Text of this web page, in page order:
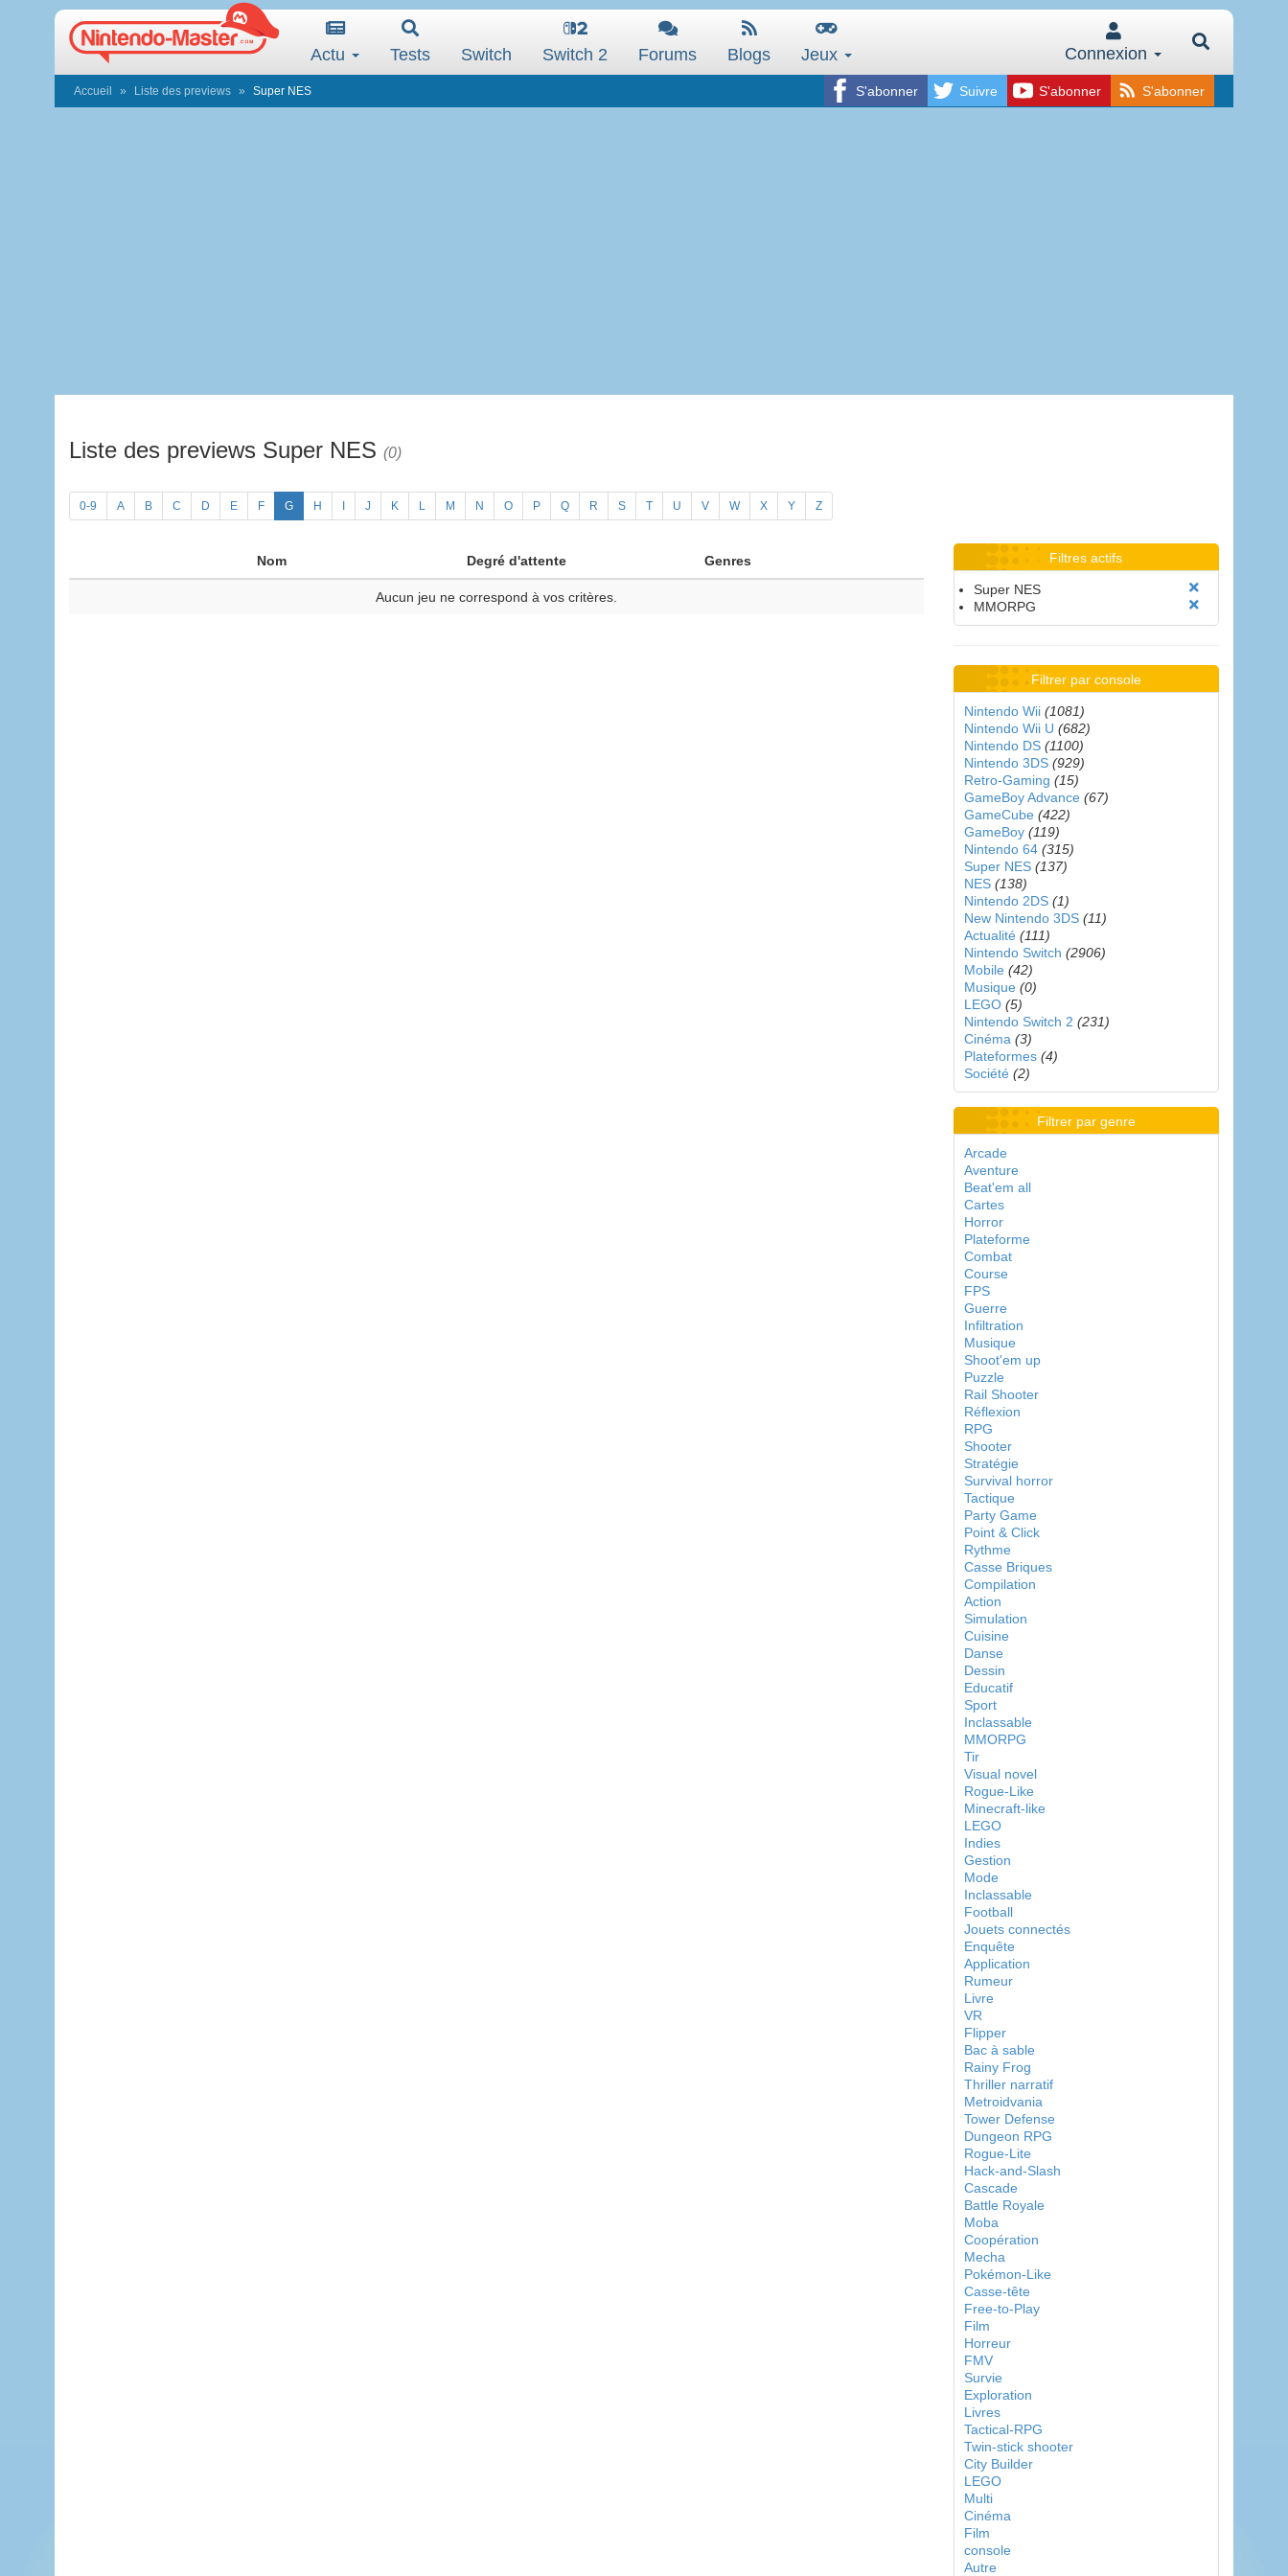
Actu Tests Switch Switch 2 Forums Blogs Jeux Connexion
S'abonner Suivre S'abonner S'abonner
Accueil Liste des previews Super NES
Liste des previews Super NES (0)
0-9 A B C D E F G H J K L M N O P Q R S T U V W X Y Z
Nom Degré d'attente Genres
Aucun jeu ne correspond à vos critères.
Filtres actifs
Super NES
MMORPG
Filtrer par console
Nintendo Wii (1081)
Nintendo Wii U (682)
Nintendo DS (1100)
Nintendo 3DS (929)
Retro-Gaming (15)
GameBoy Advance (67)
GameCube (422)
GameBoy (119)
Nintendo 64 (315)
Super NES (137)
NES (138)
Nintendo 2DS (1)
New Nintendo 3DS (11)
Actualité (111)
Nintendo Switch (2906)
Mobile (42)
Musique (0)
LEGO (5)
Nintendo Switch 2 (231)
Cinéma (3)
Plateformes (4)
Société (2)
Filtrer par genre
Arcade
Aventure
Beat'em all
Cartes
Horror
Plateforme
Combat
Course
FPS
Guerre
Infiltration
Musique
Shoot'em up
Puzzle
Rail Shooter
Réflexion
RPG
Shooter
Stratégie
Survival horror
Tactique
Party Game
Point & Click
Rythme
Casse Briques
Compilation
Action
Simulation
Cuisine
Danse
Dessin
Educatif
Sport
Inclassable
MMORPG
Tir
Visual novel
Rogue-Like
Minecraft-like
LEGO
Indies
Gestion
Mode
Inclassable
Football
Jouets connectés
Enquête
Application
Rumeur
Livre
VR
Flipper
Bac à sable
Rainy Frog
Thriller narratif
Metroidvania
Tower Defense
Dungeon RPG
Rogue-Lite
Hack-and-Slash
Cascade
Battle Royale
Moba
Coopération
Mecha
Pokémon-Like
Casse-tête
Free-to-Play
Film
Horreur
FMV
Survie
Exploration
Livres
Tactical-RPG
Twin-stick shooter
City Builder
LEGO
Multi
Cinéma
Film
console
Autre